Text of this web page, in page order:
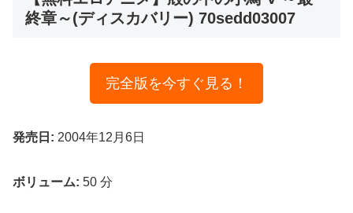
終章～(ディスカバリー) 70sedd03007
完全版を今すぐ見る！
発売日: 2004年12月6日
ボリューム: 50 分